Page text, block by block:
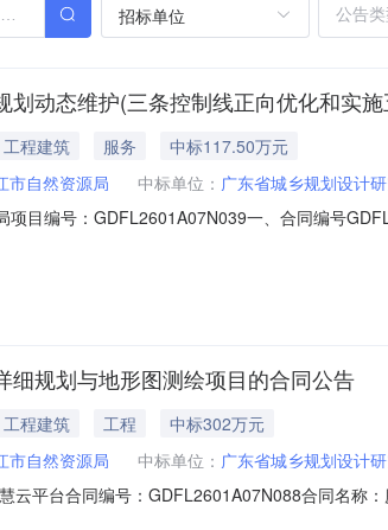
招标单位
动态维护(三条控制线正向优化和实
工程建筑 服务
中标117.50万元
市自然资源局 中标单位： 广东省城乡规划设计
项目编号：GDFL2601A07N039一、合同编号
方式：0759-6673276供应商(乙方)：广东省城乡
细规划与地形图测绘项目的合同公告
工程建筑 工程
中标302万元
市自然资源局 中标单位： 广东省城乡规划设计
云平台合同编号：GDFL2601A07N088合同名称